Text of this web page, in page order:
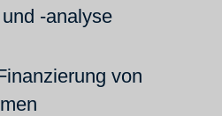
-analyse
von